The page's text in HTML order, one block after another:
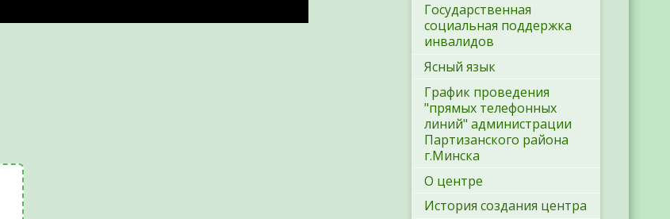
Государственная
социальная поддержка
инвалидов
Ясный язык
График проведения
"прямых телефонных
линий" администрации
Партизанского района
г.Минска
О центре
История создания центра